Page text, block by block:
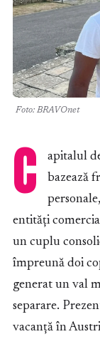
Foto: BRAVOnet
C
apitalul
bazează
entități
un cuplu
împreună doi
generat un val
separare.
vacanță în